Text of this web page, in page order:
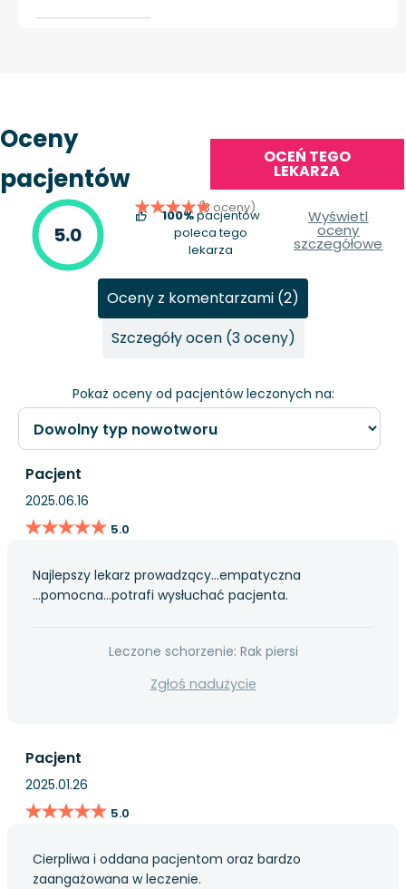
Oceny
pacjentów
OCEŃ TEGO
LEKARZA
5.0
(3 oceny)
100%pacjentów
poleca tego
lekarza
Wyświetl
oceny
szczegółowe
Pokaż oceny od pacjentów leczonych na:
Oceny z komentarzami (2)
Szczegóły ocen (3 oceny)
Pacjent
2025.06.16
★★★★★
★★★★★ 5.0
Najlepszy lekarz prowadzący...empatyczna
...pomocna...potrafi wysłuchać pacjenta.
Leczone schorzenie: Rak piersi
Zgłoś nadużycie
Pacjent
2025.01.26
★★★★★
★★★★★ 5.0
Cierpliwa i oddana pacjentom oraz bardzo
zaangażowana w leczenie.